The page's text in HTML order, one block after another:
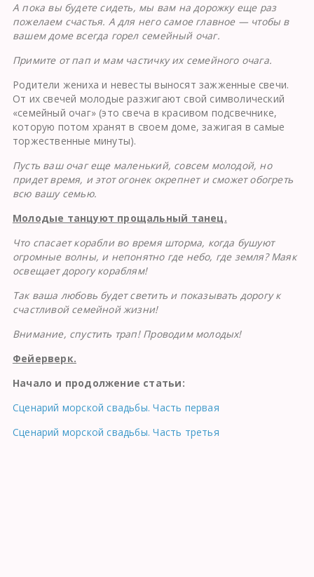
А пока вы будете сидеть, мы вам на дорожку еще раз
пожелаем счастья. А для него самое главное — чтобы в
вашем доме всегда горел семейный очаг.
Примите от пап и мам частичку их семейного очага.
Родители жениха и невесты выносят зажженные свечи.
От их свечей молодые разжигают свой символический
«семейный очаг» (это свеча в красивом подсвечни­ке,
которую потом хранят в своем доме, зажигая в самые
торжественные минуты).
Пусть ваш очаг еще маленький, совсем молодой, но
придет время, и этот огонек окрепнет и сможет обогреть
всю вашу семью.
Молодые танцуют прощальный танец.
Что спасает корабли во время шторма, когда бушуют
огромные волны, и непонятно где небо, где земля? Маяк
освещает дорогу кораблям!
Так ваша любовь будет светить и показывать дорогу к
счастливой семейной жизни!
Внимание, спустить трап! Проводим молодых!
Фейерверк.
Начало и продолжение статьи:
Сценарий морской свадьбы. Часть первая
Сценарий морской свадьбы. Часть третья